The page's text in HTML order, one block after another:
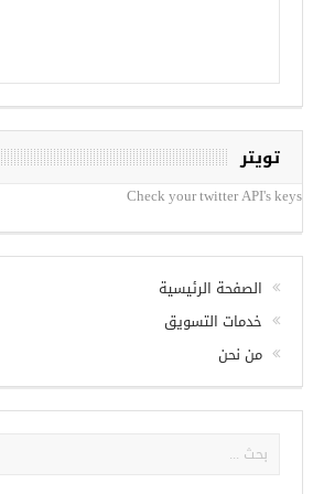
تويتر
Check your twitter API's keys
الصفحة الرئيسية
خدمات التسويق
من نحن